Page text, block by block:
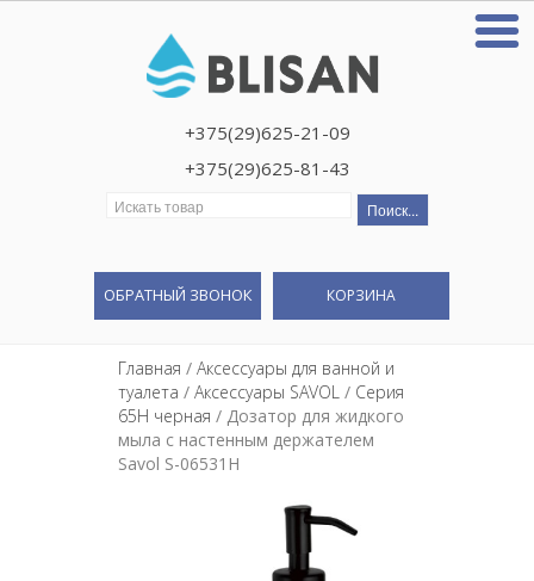
+375(29)625-21-09
+375(29)625-81-43
Искать:
ОБРАТНЫЙ ЗВОНОК КОРЗИНА
Главная / Аксессуары для ванной и
туалета / Аксессуары SAVOL / Серия
65H черная / Дозатор для жидкого
мыла с настенным держателем
Savol S-06531H